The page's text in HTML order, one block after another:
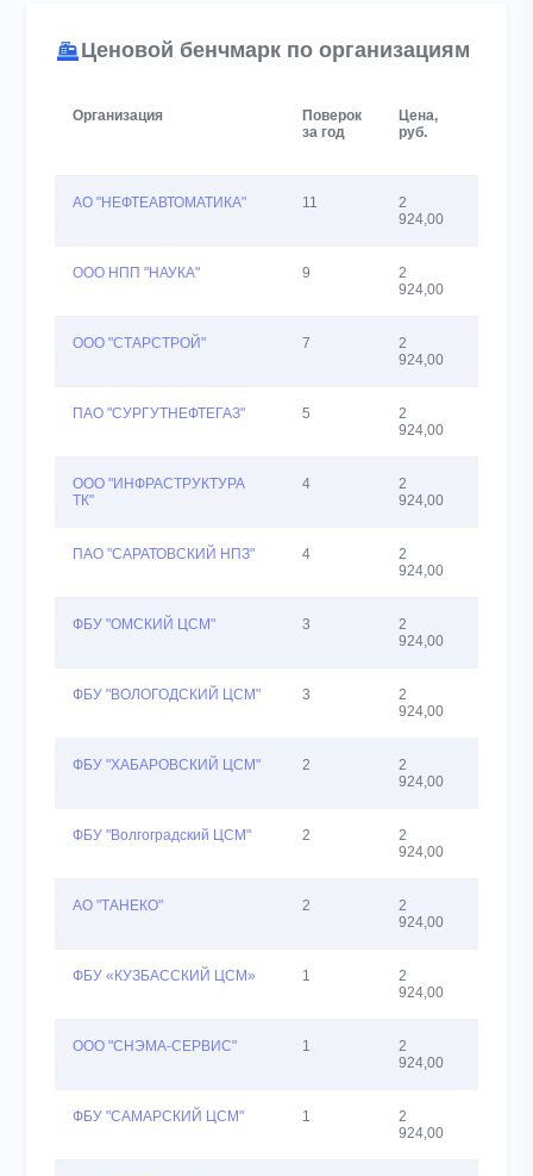
Ценовой бенчмарк по организациям
Организация
Поверок
за год
Цена,
руб.
АО "НЕФТЕАВТОМАТИКА" 11
2
924,00
ООО НПП "НАУКА" 9
2
924,00
ООО "СТАРСТРОЙ" 7
2
924,00
ПАО "СУРГУТНЕФТЕГАЗ" 5
2
924,00
ООО "ИНФРАСТРУКТУРА
ТК"
4
2
924,00
ПАО "САРАТОВСКИЙ НПЗ" 4
2
924,00
ФБУ "ОМСКИЙ ЦСМ" 3
2
924,00
ФБУ "ВОЛОГОДСКИЙ ЦСМ" 3
2
924,00
ФБУ "ХАБАРОВСКИЙ ЦСМ" 2
2
924,00
ФБУ "Волгоградский ЦСМ" 2
2
924,00
АО "ТАНЕКО" 2
2
924,00
ФБУ «КУЗБАССКИЙ ЦСМ» 1
2
924,00
ООО "СНЭМА-СЕРВИС" 1
2
924,00
ФБУ "САМАРСКИЙ ЦСМ" 1
2
924,00